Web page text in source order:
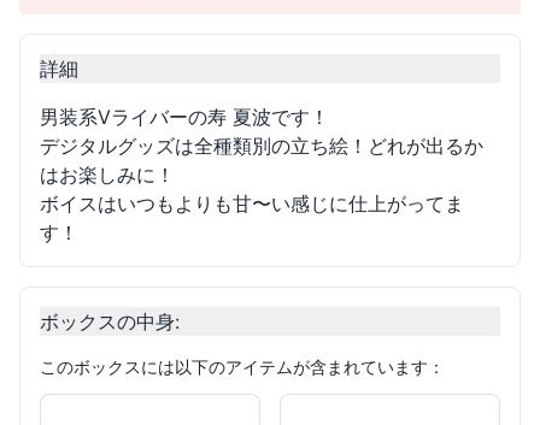
詳細
男装系Vライバーの寿 夏波です！
デジタルグッズは全種類別の立ち絵！どれが出るか
はお楽しみに！
ボイスはいつもよりも甘〜い感じに仕上がってま
す！
ボックスの中身:
このボックスには以下のアイテムが含まれています：